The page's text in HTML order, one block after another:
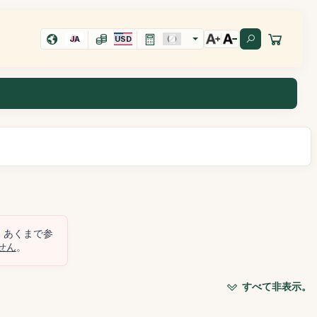
JA USD
あくまで参
ん。
すべて非表示。